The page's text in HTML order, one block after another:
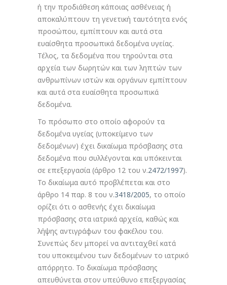
ή την προδιάθεση κάποιας ασθένειας ή
αποκαλύπτουν τη γενετική ταυτότητα ενός
προσώπου, εμπίπτουν και αυτά στα
ευαίσθητα προσωπικά δεδομένα υγείας.
Τέλος, τα δεδομένα που τηρούνται στα
αρχεία των δωρητών και των ληπτών των
ανθρωπίνων ιστών και οργάνων εμπίπτουν
και αυτά στα ευαίσθητα προσωπικά
δεδομένα.
Το πρόσωπο στο οποίο αφορούν τα
δεδομένα υγείας (υποκείμενο των
δεδομένων) έχει δικαίωμα πρόσβασης στα
δεδομένα που συλλέγονται και υπόκεινται
σε επεξεργασία (άρθρο 12 του ν.2472/1997).
Το δικαίωμα αυτό προβλέπεται και στο
άρθρο 14 παρ. 8 του ν.3418/2005, το οποίο
ορίζει ότι ο ασθενής έχει δικαίωμα
πρόσβασης στα ιατρικά αρχεία, καθώς και
λήψης αντιγράφων του φακέλου του.
Συνεπώς δεν μπορεί να αντιταχθεί κατά
του υποκειμένου των δεδομένων το ιατρικό
απόρρητο. Το δικαίωμα πρόσβασης
απευθύνεται στον υπεύθυνο επεξεργασίας